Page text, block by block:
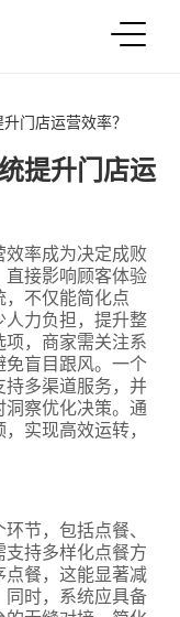
门店运营效率？
提升门店运
率成为决定成败
接影响顾客体验
不仅能简化点
力负担，提升整
，商家需关注系
盲目跟风。一个
多渠道服务，并
察优化决策。通
实现高效运转，
节，包括点餐、
持多样化点餐方
餐，这能显著减
时，系统应具备